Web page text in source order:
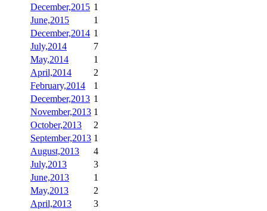
December,2015 1
June,2015
1
December,2014 1
July,2014
7
May,2014
1
April,2014
2
February,2014
1
December,2013 1
November,2013 1
October,2013
2
September,2013 1
August,2013
4
July,2013
3
June,2013
1
May,2013
2
April,2013
3